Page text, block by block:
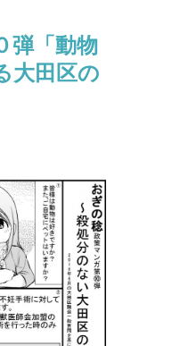
弾「動物
大田区の